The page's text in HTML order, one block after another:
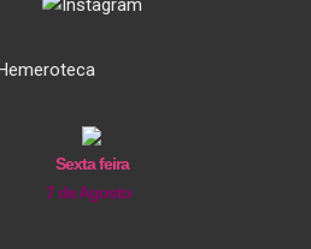
Sexta feira
7 de Agosto